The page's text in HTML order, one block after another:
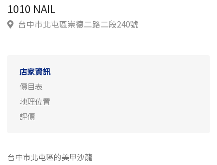
1010 NAIL
台中市北屯區崇德二路二段240號
店家資訊
價目表
地理位置
評價
台中市北屯區的美甲沙龍